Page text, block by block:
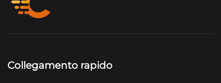
Collegamento rapido